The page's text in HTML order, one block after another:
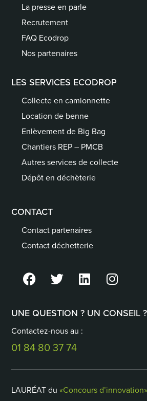
La presse en parle
Recrutement
FAQ Ecodrop
Nos partenaires
LES SERVICES ECODROP
Collecte en camionnette
Location de benne
Enlèvement de Big Bag
Chantiers REP – PMCB
Autres services de collecte
Dépôt en déchèterie
CONTACT
Contact partenaires
Contact déchetterie
UNE QUESTION ? UN CONSEIL ?
Contactez-nous au :
01 84 80 37 74
LAURÉAT du«Concours